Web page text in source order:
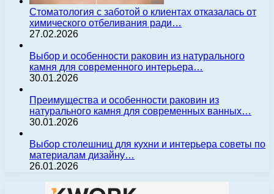
Стоматология с заботой о клиентах отказалась от
химического отбеливания ради…
27.02.2026
Выбор и особенности раковин из натурального
камня для современного интерьера…
30.01.2026
Преимущества и особенности раковин из
натурального камня для современных ванных…
30.01.2026
Выбор столешниц для кухни и интерьера советы по
материалам дизайну…
26.01.2026